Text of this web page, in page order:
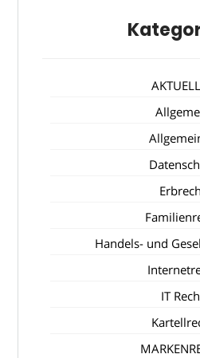
Handels- und
IT